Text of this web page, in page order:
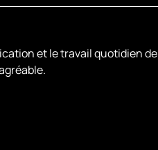
et le travail quotidien